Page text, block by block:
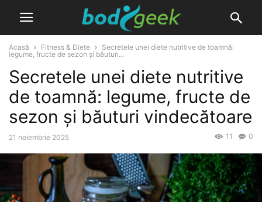
Acasă Fitness & Diete
Secretele unei diete nutritive de toamnă:
legume, fructe de sezon și băuturi...
Secretele unei diete nutritive
de toamnă: legume, fructe de
sezon și băuturi vindecătoare
21 noiembrie 2025 0
11